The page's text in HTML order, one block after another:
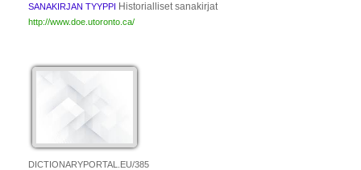
SANAKIRJAN TYYPPI Historialliset sanakirjat
http://www.doe.utoronto.ca/
DICTIONARYPORTAL.EU/385